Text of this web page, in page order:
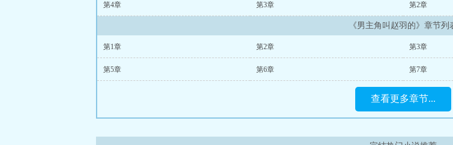
第4章 第3章 第2章
《男主角叫赵羽的》章节列
第1章 第2章 第3章
第5章 第6章 第7章
查看更多章节...